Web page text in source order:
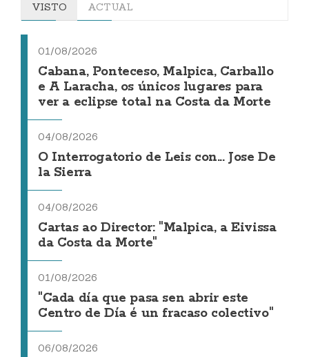
VISTO ACTUAL
01/08/2026
Cabana, Ponteceso, Malpica, Carballo
e A Laracha, os únicos lugares para
ver a eclipse total na Costa da Morte
04/08/2026
O Interrogatorio de Leis con... Jose De
la Sierra
04/08/2026
Cartas ao Director: "Malpica, a Eivissa
da Costa da Morte"
01/08/2026
"Cada día que pasa sen abrir este
Centro de Día é un fracaso colectivo"
06/08/2026